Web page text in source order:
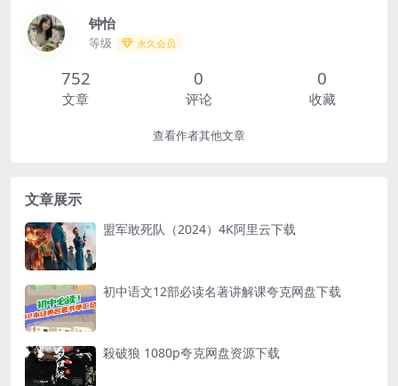
钟怡
等级 永久会员
752
文章
0
评论
0
收藏
查看作者其他文章
文章展示
盟军敢死队（2024）4K阿里云下载
初中语文12部必读名著讲解课夸克网盘下载
殺破狼 1080p夸克网盘资源下载